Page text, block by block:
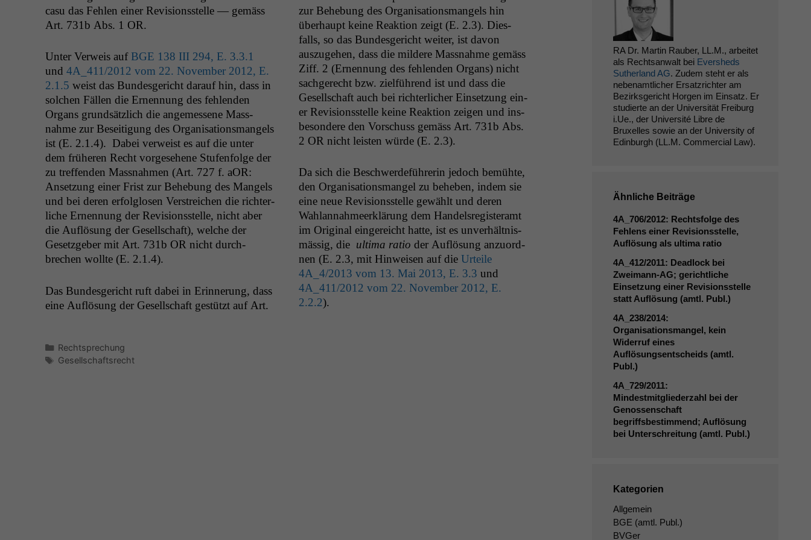
casu das Fehlen ein­er Revi­sion­sstelle — gemäss
Art. 731b Abs. 1 OR.
Unter Ver­weis auf BGE 138 III294, E. 3.3.1
und 4A_411/2012 vom 22. Novem­ber 2012, E.
2.1.5 weist das Bun­des­gericht darauf hin, dass in
solchen Fällen die Ernen­nung des fehlen­den
Organs grund­sät­zlich die angemessene Mass­
nahme zur Besei­t­i­gung des Organ­i­sa­tion­s­man­gels
ist (E. 2.1.4). Dabei ver­weist es auf die unter
dem früheren Recht vorge­se­hene Stufen­folge der
zu tre­f­fend­en Mass­nah­men (Art. 727 f. aOR:
Anset­zung ein­er Frist zur Behe­bung des Man­gels
und bei deren erfol­glosen Ver­stre­ichen die richter­
liche Ernen­nung der Revi­sion­sstelle, nicht aber
die Auflö­sung der Gesellschaft), welche der
Geset­zge­ber mit Art. 731b OR nicht durch­
brechen wollte (E. 2.1.4).
Das Bun­des­gericht ruft dabei in Erin­nerung, dass
eine Auflö­sung der Gesellschaft gestützt auf Art.
zur Behe­bung des Organ­i­sa­tion­s­man­gels hin
über­haupt keine Reak­tion zeigt (E. 2.3). Dies­
falls, so das Bun­des­gericht weit­er, ist davon
auszuge­hen, dass die mildere Mass­nahme gemäss
Ziff. 2 (Ernen­nung des fehlen­den Organs) nicht
sachgerecht bzw. zielführend ist und dass die
Gesellschaft auch bei richter­lich­er Ein­set­zung ein­
er Revi­sion­sstelle keine Reak­tion zeigen und ins­
beson­dere den Vorschuss gemäss Art. 731b Abs.
2 OR nicht leis­ten würde (E. 2.3).
Da sich die Beschw­erde­führerin jedoch bemühte,
den Organ­i­sa­tion­s­man­gel zu beheben, indem sie
eine neue Revi­sion­sstelle gewählt und deren
Wahlannah­meerk­lärung dem Han­del­sreg­is­ter­amt
im Orig­i­nal ein­gere­icht hat­te, ist es unver­hält­nis­
mäs­sig, die ulti­ma ratio der Auflö­sung anzuord­
nen (E. 2.3, mit Hin­weisen auf die Urteile
4A_4/2013 vom 13. Mai 2013, E. 3.3 und
4A_411/2012 vom 22. Novem­ber 2012, E.
2.2.2).
Kategorien
Rechtsprechung
Schlagwörter
Gesellschaftsrecht
RA Dr. Martin Rauber, LL.M., arbeitet
als Rechtsanwalt bei Eversheds
Sutherland AG. Zudem steht er als
nebenamtlicher Ersatzrichter am
Bezirksgericht Horgen im Einsatz. Er
studierte an der Universität Freiburg
i.Ue., der Université Libre de
Bruxelles sowie an der University of
Edinburgh (LL.M. Commercial Law).
Ähnliche Beiträge
4A_706/2012: Rechtsfolge des
Fehlens einer Revisionsstelle,
Auflösung als ultima ratio
4A_412/2011: Deadlock bei
Zweimann-AG; gerichtliche
Einsetzung einer Revisionsstelle
statt Auflösung (amtl. Publ.)
4A_238/2014:
Organisationsmangel, kein
Widerruf eines
Auflösungsentscheids (amtl.
Publ.)
4A_729/2011:
Mindestmitgliederzahl bei der
Genossenschaft
begriffsbestimmend; Auflösung
bei Unterschreitung (amtl. Publ.)
Kategorien
Allgemein
BGE (amtl. Publ.)
BVGer